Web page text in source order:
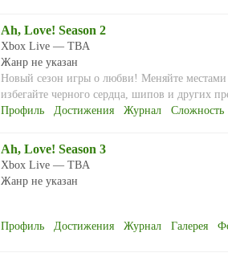
Ah, Love! Season 2
Xbox Live — TBA
Жанр не указан
Новый сезон игры о любви! Меняйте местами
избегайте черного сердца, шипов и других
Профиль
Достижения Журнал Сложность
Ah, Love! Season 3
Xbox Live — TBA
Жанр не указан
Профиль Достижения Журнал Галерея